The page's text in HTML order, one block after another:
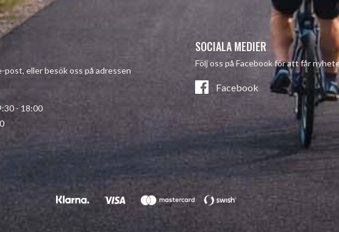
eller besök oss på adressen
- 18:00
SOCIALA MEDIER
Följ oss på Facebook för att får
Facebook